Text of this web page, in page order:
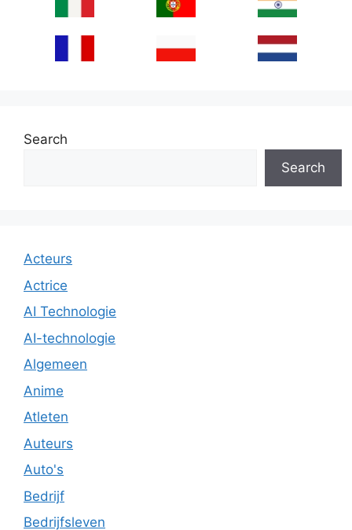
Search
Search
Acteurs
Actrice
AI Technologie
AI-technologie
Algemeen
Anime
Atleten
Auteurs
Auto's
Bedrijf
Bedrijfsleven